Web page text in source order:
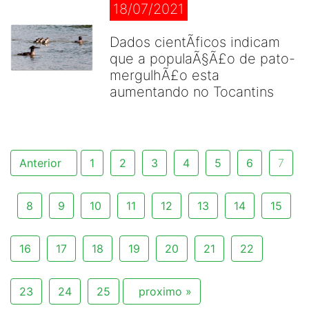
18/07/2021
Dados cientÃ­ficos indicam
que a populaÃ§Ã£o de pato-
mergulhÃ£o esta
aumentando no Tocantins
Anterior 1 2 3 4 5 6 7
8 9 10 11 12 13 14 15
16 17 18 19 20 21 22
23 24 25 proximo »